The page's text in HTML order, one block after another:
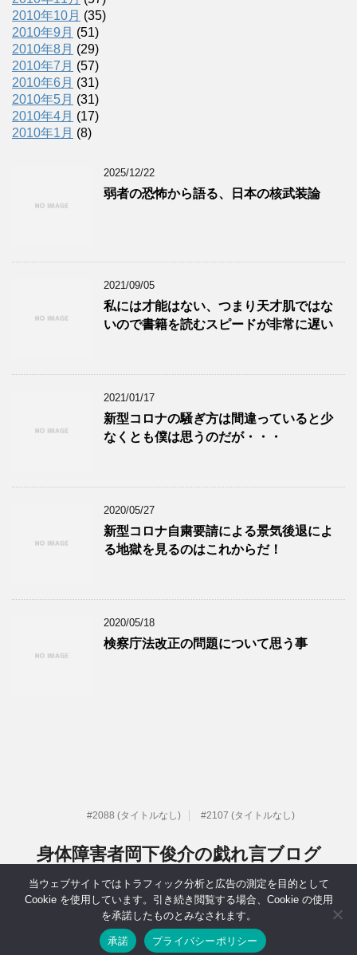
2010年10月 (35)
2010年9月 (51)
2010年8月 (29)
2010年7月 (57)
2010年6月 (31)
2010年5月 (31)
2010年4月 (17)
2010年1月 (8)
2025/12/22
弱者の恐怖から語る、日本の核武装論
2021/09/05
私には才能はない、つまり天才肌ではな
いので書籍を読むスピードが非常に遅い
2021/01/17
新型コロナの騒ぎ方は間違っていると少
なくとも僕は思うのだが・・・
2020/05/27
新型コロナ自粛要請による景気後退によ
る地獄を見るのはこれからだ！
2020/05/18
検察庁法改正の問題について思う事
#2088 (タイトルなし) #2107 (タイトルなし)
身体障害者岡下俊介の戯れ言ブログ
元IT系社長だった身体障害者岡下俊介の戯れ言ブログ
Copyright© 身体障害者岡下俊介の戯れ言ブログ , 2026 All Rights
Reserved.
当ウェブサイトではトラフィック分析と広告の測定を目的として
Cookie を使用しています。引き続き閲覧する場合、Cookie の使用
を承諾したものとみなされます。
承諾 プライバシーポリシー